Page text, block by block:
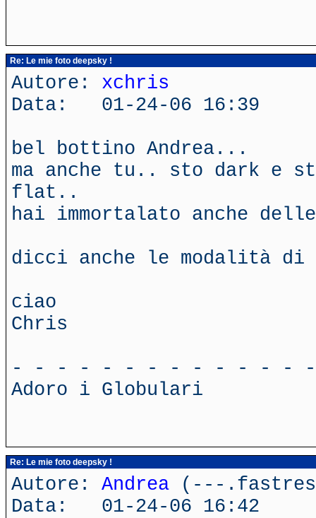
Re: Le mie foto deepsky !
Autore: xchris
Data: 01-24-06 16:39
bel bottino Andrea...
ma anche tu.. sto dark
flat..
hai immortalato anche
dicci anche le modalità di
ciao
Chris
- - - - - - - - - - - - -
Adoro i Globulari
Re: Le mie foto deepsky !
Autore: Andrea (---
Data: 01-24-06 16:42